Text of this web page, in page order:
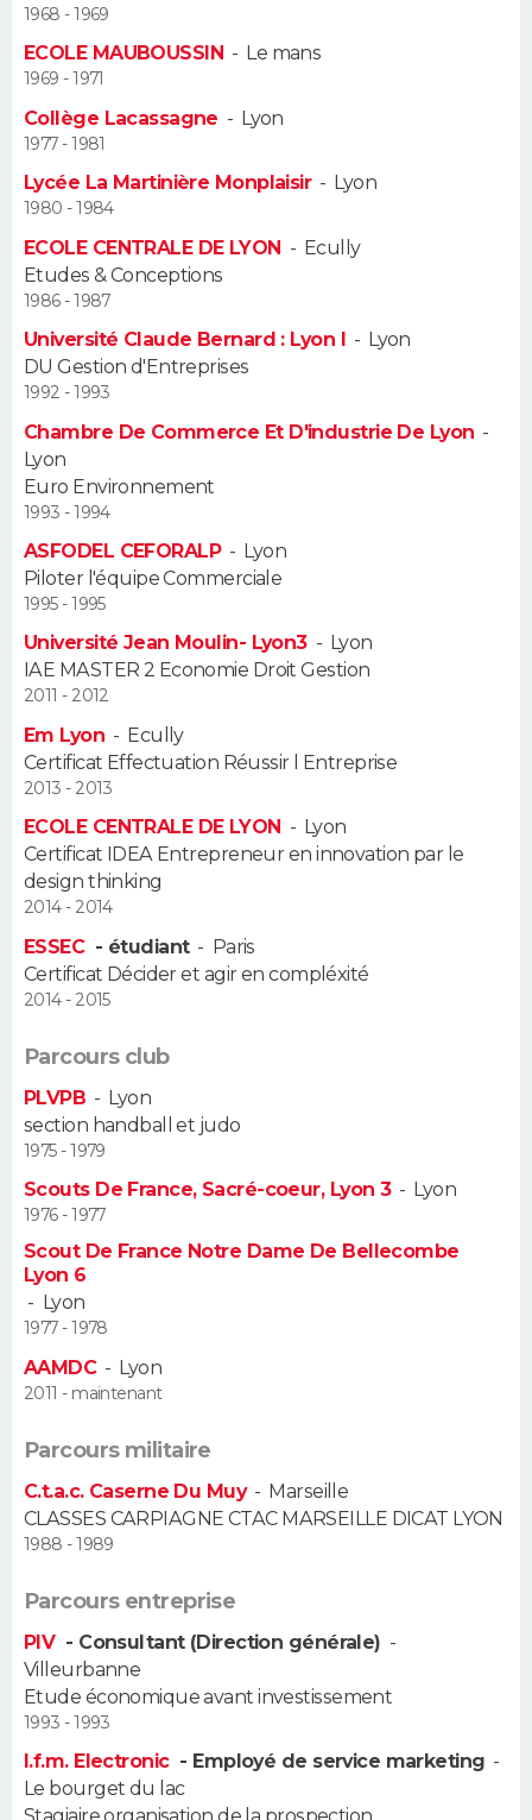
Alimentation
Guide de la santé
Maladies
Médicaments
Sommeil
VOYAGE
PHOTO
CARTE DE VOEUX
DICTIONNAIRE
Dictionnaire
Biographies
Citations
Expressions
Proverbes
PROGRAMME TV
COPAINS D'AVANT
S'inscrire
Se connecter
Lycées
Collèges
Primaires
Universités
Entreprises
Service militaire
Avis de recherche
AVIS DE DÉCÈS
FORUM
Bricolage
Lifestyle
Culture
Sport
Auto
Television
Voyage
Cinema
1968 - 1969
ECOLE MAUBOUSSIN - Le mans
1969 - 1971
Collège Lacassagne - Lyon
1977 - 1981
Lycée La Martinière Monplaisir- Lyon
1980 - 1984
ECOLE CENTRALE DE LYON - Ecully
Etudes & Conceptions
1986 - 1987
Université Claude Bernard : Lyon I- Lyon
DU Gestion d'Entreprises
1992 - 1993
Chambre De Commerce Et D'industrie De Lyon -
Lyon
Euro Environnement
1993 - 1994
ASFODEL CEFORALP- Lyon
Piloter l'équipe Commerciale
1995 - 1995
Université Jean Moulin- Lyon3- Lyon
IAE MASTER 2 Economie Droit Gestion
2011 - 2012
Em Lyon - Ecully
Certificat Effectuation Réussir l Entreprise
2013 - 2013
ECOLE CENTRALE DE LYON - Lyon
Certificat IDEA Entrepreneur en innovation par le
design thinking
2014 - 2014
ESSEC - étudiant- Paris
Certificat Décider et agir en compléxité
2014 - 2015
Parcours club
PLVPB - Lyon
section handball et judo
1975 - 1979
Scouts De France, Sacré-coeur, Lyon 3- Lyon
1976 - 1977
Scout De France Notre Dame De Bellecombe
Lyon 6
- Lyon
1977 - 1978
AAMDC- Lyon
2011 - maintenant
Parcours militaire
C.t.a.c. Caserne Du Muy- Marseille
CLASSES CARPIAGNE CTAC MARSEILLE DICAT LYON
1988 - 1989
Parcours entreprise
PIV - Consultant (Direction générale) -
Villeurbanne
Etude économique avant investissement
1993 - 1993
I.f.m. Electronic - Employé de service marketing -
Le bourget du lac